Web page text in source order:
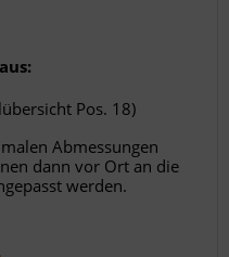
Pos. 18)
Abmessungen
dann vor Ort an die
werden.